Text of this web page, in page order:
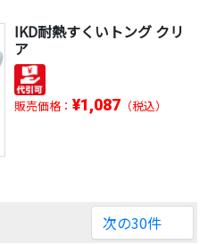
IKD耐熱すくいトング クリ
ア
販売価格： ¥1,087（税込）
次の30件